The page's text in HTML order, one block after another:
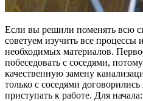
Если вы решили поменять всю
советуем изучить все процессы
необходимых материалов.
побеседовать с соседями,
качественную замену
только с соседями
приступать к работе. Для начала: